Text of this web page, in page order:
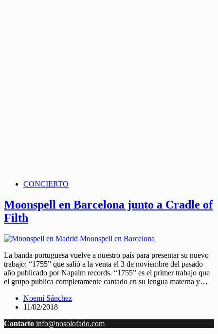
CONCIERTO
Moonspell en Barcelona junto a Cradle of
Filth
La banda portuguesa vuelve a nuestro país para presentar su nuevo
trabajo: “1755” que salió a la venta el 3 de noviembre del pasado
año publicado por Napalm records. “1755” es el primer trabajo que
el grupo publica completamente cantado en su lengua materna y…
Noemí Sánchez
11/02/2018
Contacto info@nosolofado.com